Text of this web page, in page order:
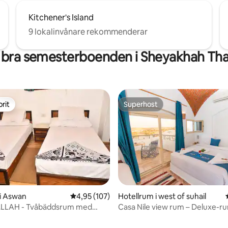
Kitchener's Island
9 lokalinvånare rekommenderar
semesterboenden i Sheyakhah
Aswan 4,95 av 5 i genomsnittligt betyg, 107
4,95 (107)
- Tvåbäddsrum med
Superhost
Superhost
Hotellrum i west of suhail
Casa Nile view rum – Deluxe-